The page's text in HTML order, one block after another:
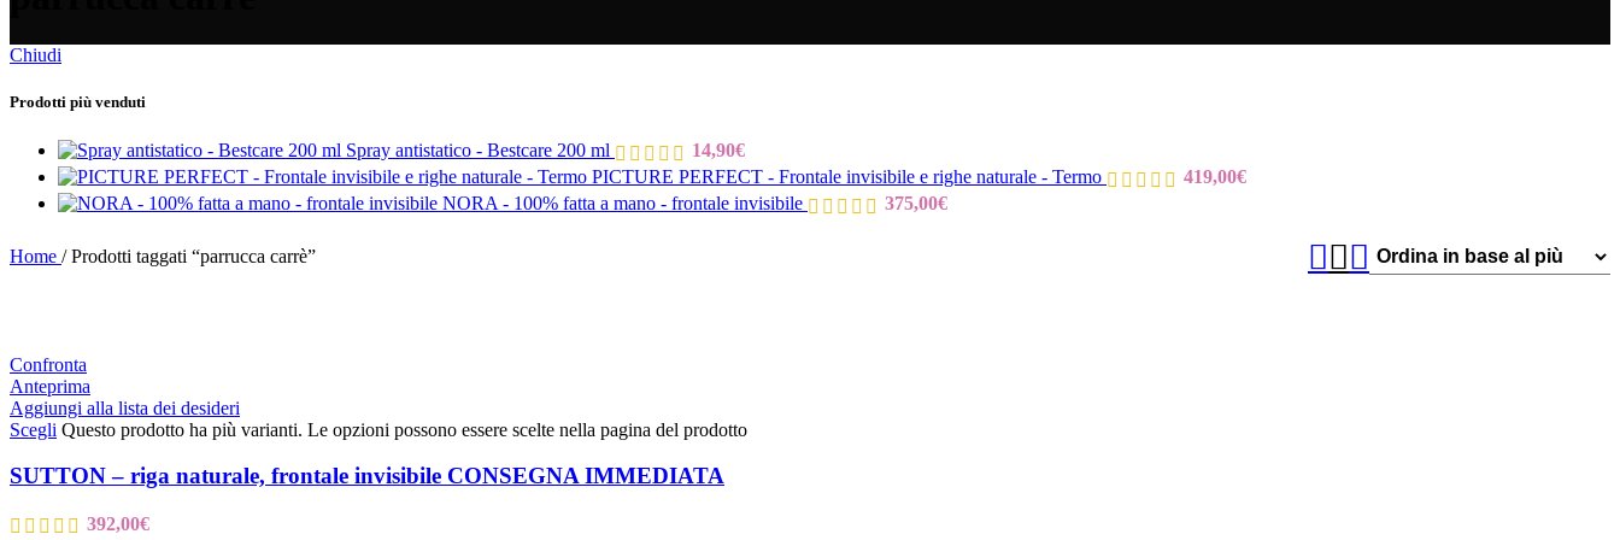
Chiudi
Prodotti più venduti
Spray antistatico - Bestcare 200 ml 14,90€
PICTURE PERFECT - Frontale invisibile e righe naturale - Termo
419,00€
NORA - 100% fatta a mano - frontale invisibile
375,00€
Home / Prodotti taggati “parrucca carrè”
Confronta
Anteprima
Aggiungi alla lista dei desideri
Scegli Questo prodotto ha più varianti. Le opzioni possono essere scelte nella pagina del prodotto
SUTTON – riga naturale, frontale invisibile CONSEGNA IMMEDIATA
392,00€